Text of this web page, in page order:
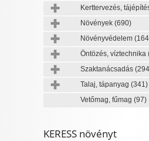
Kerttervezés,
Növények (690)
Növényvédelem
Öntözés, víztechnika
Szaktanácsadás
Talaj, tápanyag (341)
Vetőmag, fűmag (97)
KERESS növényt